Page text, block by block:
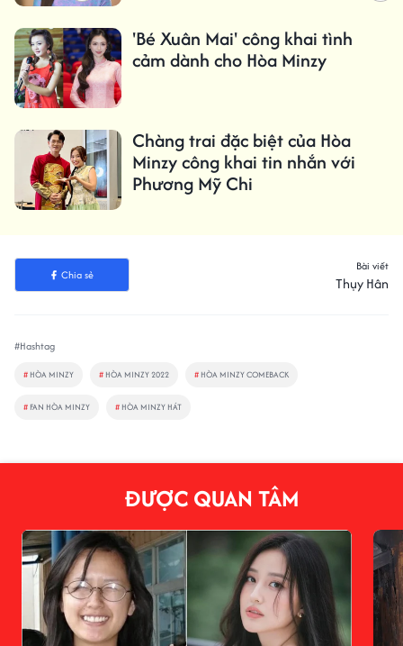
'Bé Xuân Mai' công khai tình
cảm dành cho Hòa Minzy
Chàng trai đặc biệt của Hòa
Minzy công khai tin nhắn với
Phương Mỹ Chi
Chia sẻ
Bài viết
Thụy Hân
#Hashtag
# HÒA MINZY # HÒA MINZY 2022 # HÒA MINZY COMEBACK
# FAN HÒA MINZY # HÒA MINZY HÁT
ĐƯỢC QUAN TÂM